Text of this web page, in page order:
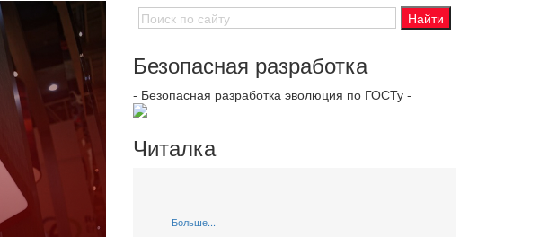
Безопасная разработка
- Безопасная разработка эволюция по ГОСТу -
Читалка
Больше...